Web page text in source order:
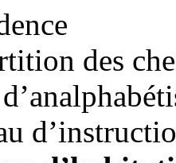
des